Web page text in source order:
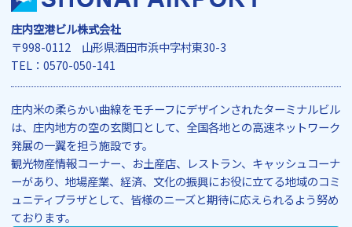
庄内空港ビル株式会社
〒998-0112 山形県酒田市浜中字村東30-3
TEL：0570-050-141
庄内米の柔らかい曲線をモチーフにデザインされたターミナルビル
は、庄内地方の空の玄関口として、全国各地との高速ネットワーク
発展の一翼を担う施設です。
観光物産情報コーナー、お土産店、レストラン、キャッシュコーナ
ーがあり、地場産業、経済、文化の振興にお役に立てる地域のコミ
ュニティプラザとして、皆様のニーズと期待に応えられるよう努め
ております。